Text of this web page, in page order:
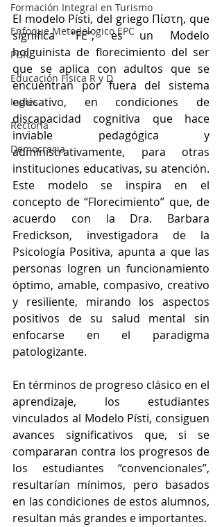
Formación Integral en Turismo
Enfoque Metodologico EPC
PGR
Educación Física R y D
Inglés
Rectoría
Democracia
El modelo Písti, del griego Πίστη, que
significa “FE”, es un Modelo
holguinista de florecimiento del ser
que se aplica con adultos que se
encuentran por fuera del sistema
educativo, en condiciones de
discapacidad cognitiva que hace
inviable pedagógica y
administrativamente, para otras
instituciones educativas, su atención.
Este modelo se inspira en el
concepto de “Florecimiento” que, de
acuerdo con la Dra. Barbara
Fredickson, investigadora de la
Psicología Positiva, apunta a que las
personas logren un funcionamiento
óptimo, amable, compasivo, creativo
y resiliente, mirando los aspectos
positivos de su salud mental sin
enfocarse en el paradigma
patologizante.
En términos de progreso clásico en el
aprendizaje, los estudiantes
vinculados al Modelo Písti, consiguen
avances significativos que, si se
compararan contra los progresos de
los estudiantes “convencionales”,
resultarían mínimos, pero basados
en las condiciones de estos alumnos,
resultan más grandes e importantes.